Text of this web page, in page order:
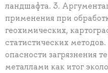
ландшафта. 3.
применения при
геохимических,
статистических
опасности загрязнения
металлами как итог